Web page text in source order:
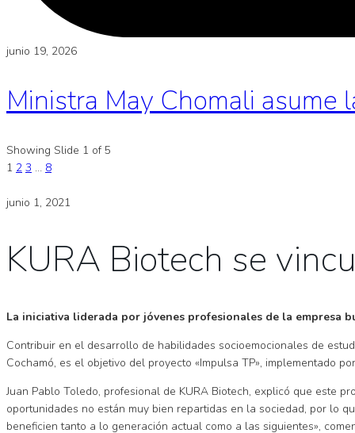
junio 19, 2026
Ministra May Chomali asume
Showing Slide 1 of 5
1 2 3 … 8
junio 1, 2021
KURA Biotech se
La iniciativa liderada por jóvenes profesionales de la empresa
Contribuir en el desarrollo de habilidades socioemocionales de
Cochamó, es el objetivo del proyecto «Impulsa TP», implementado
Juan Pablo Toledo, profesional de KURA Biotech, explicó que este
oportunidades no están muy bien repartidas en la sociedad, por lo
beneficien tanto a lo generación actual como a las siguientes»,